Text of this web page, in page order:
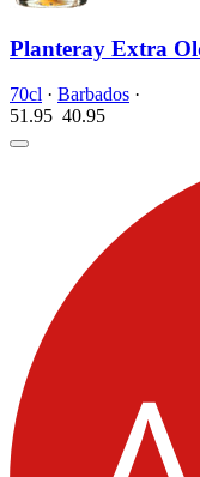
Planteray Extra
70cl · Barbados ·
51.95 40.95